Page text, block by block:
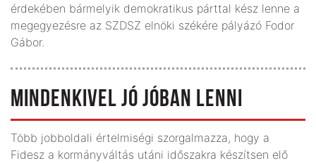
érdekében bármelyik demokratikus párttal kész lenne a
megegyezésre az SZDSZ elnöki székére pályázó Fodor
Gábor.
MINDENKIVEL JÓ JÓBAN LENNI
Több jobboldali értelmiségi szorgalmazza, hogy a
Fidesz a kormányváltás utáni időszakra készítsen elő